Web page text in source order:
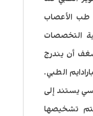
طب الأعصاب
التخصصات
أن يندرج
الطبي.
يستند إلى
تشخيصها